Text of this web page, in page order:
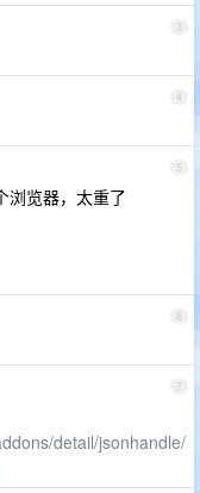
3
4
5
浏览器，太重了
6
7
detail/jsonhandle/